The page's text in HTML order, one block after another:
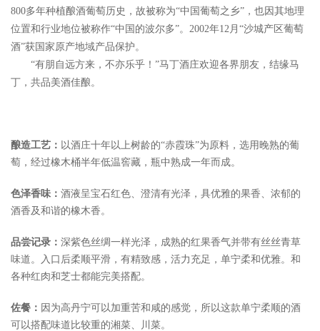
800多年种植酿酒葡萄历史，故被称为“中国葡萄之乡”，也因其地理
位置和行业地位被称作“中国的波尔多”。2002年12月“沙城产区葡萄
酒”获国家原产地域产品保护。
“有朋自远方来，不亦乐乎！”马丁酒庄欢迎各界朋友，结缘马
丁，共品美酒佳酿。
酿造工艺： 以酒庄十年以上树龄的“赤霞珠”为原料，选用晚熟的葡
萄，经过橡木桶半年低温窖藏，瓶中熟成一年而成。
色泽香味： 酒液呈宝石红色、澄清有光泽，具优雅的果香、浓郁的
酒香及和谐的橡木香。
品尝记录： 深紫色丝绸一样光泽，成熟的红果香气并带有丝丝青草
味道。入口后柔顺平滑，有精致感，活力充足，单宁柔和优雅。和
各种红肉和芝士都能完美搭配。
佐餐： 因为高丹宁可以加重苦和咸的感觉，所以这款单宁柔顺的酒
可以搭配味道比较重的湘菜、川菜。